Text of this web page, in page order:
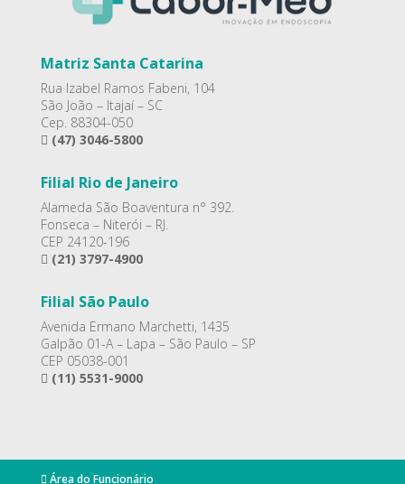
Matriz Santa Catarina
Rua Izabel Ramos Fabeni, 104
São João – Itajaí – SC
Cep. 88304-050
(47) 3046-5800
Filial Rio de Janeiro
Alameda São Boaventura n° 392.
Fonseca – Niterói – RJ.
CEP 24120-196
(21) 3797-4900
Filial São Paulo
Avenida Ermano Marchetti, 1435
Galpão 01-A – Lapa – São Paulo – SP
CEP 05038-001
(11) 5531-9000
Área do Funcionário